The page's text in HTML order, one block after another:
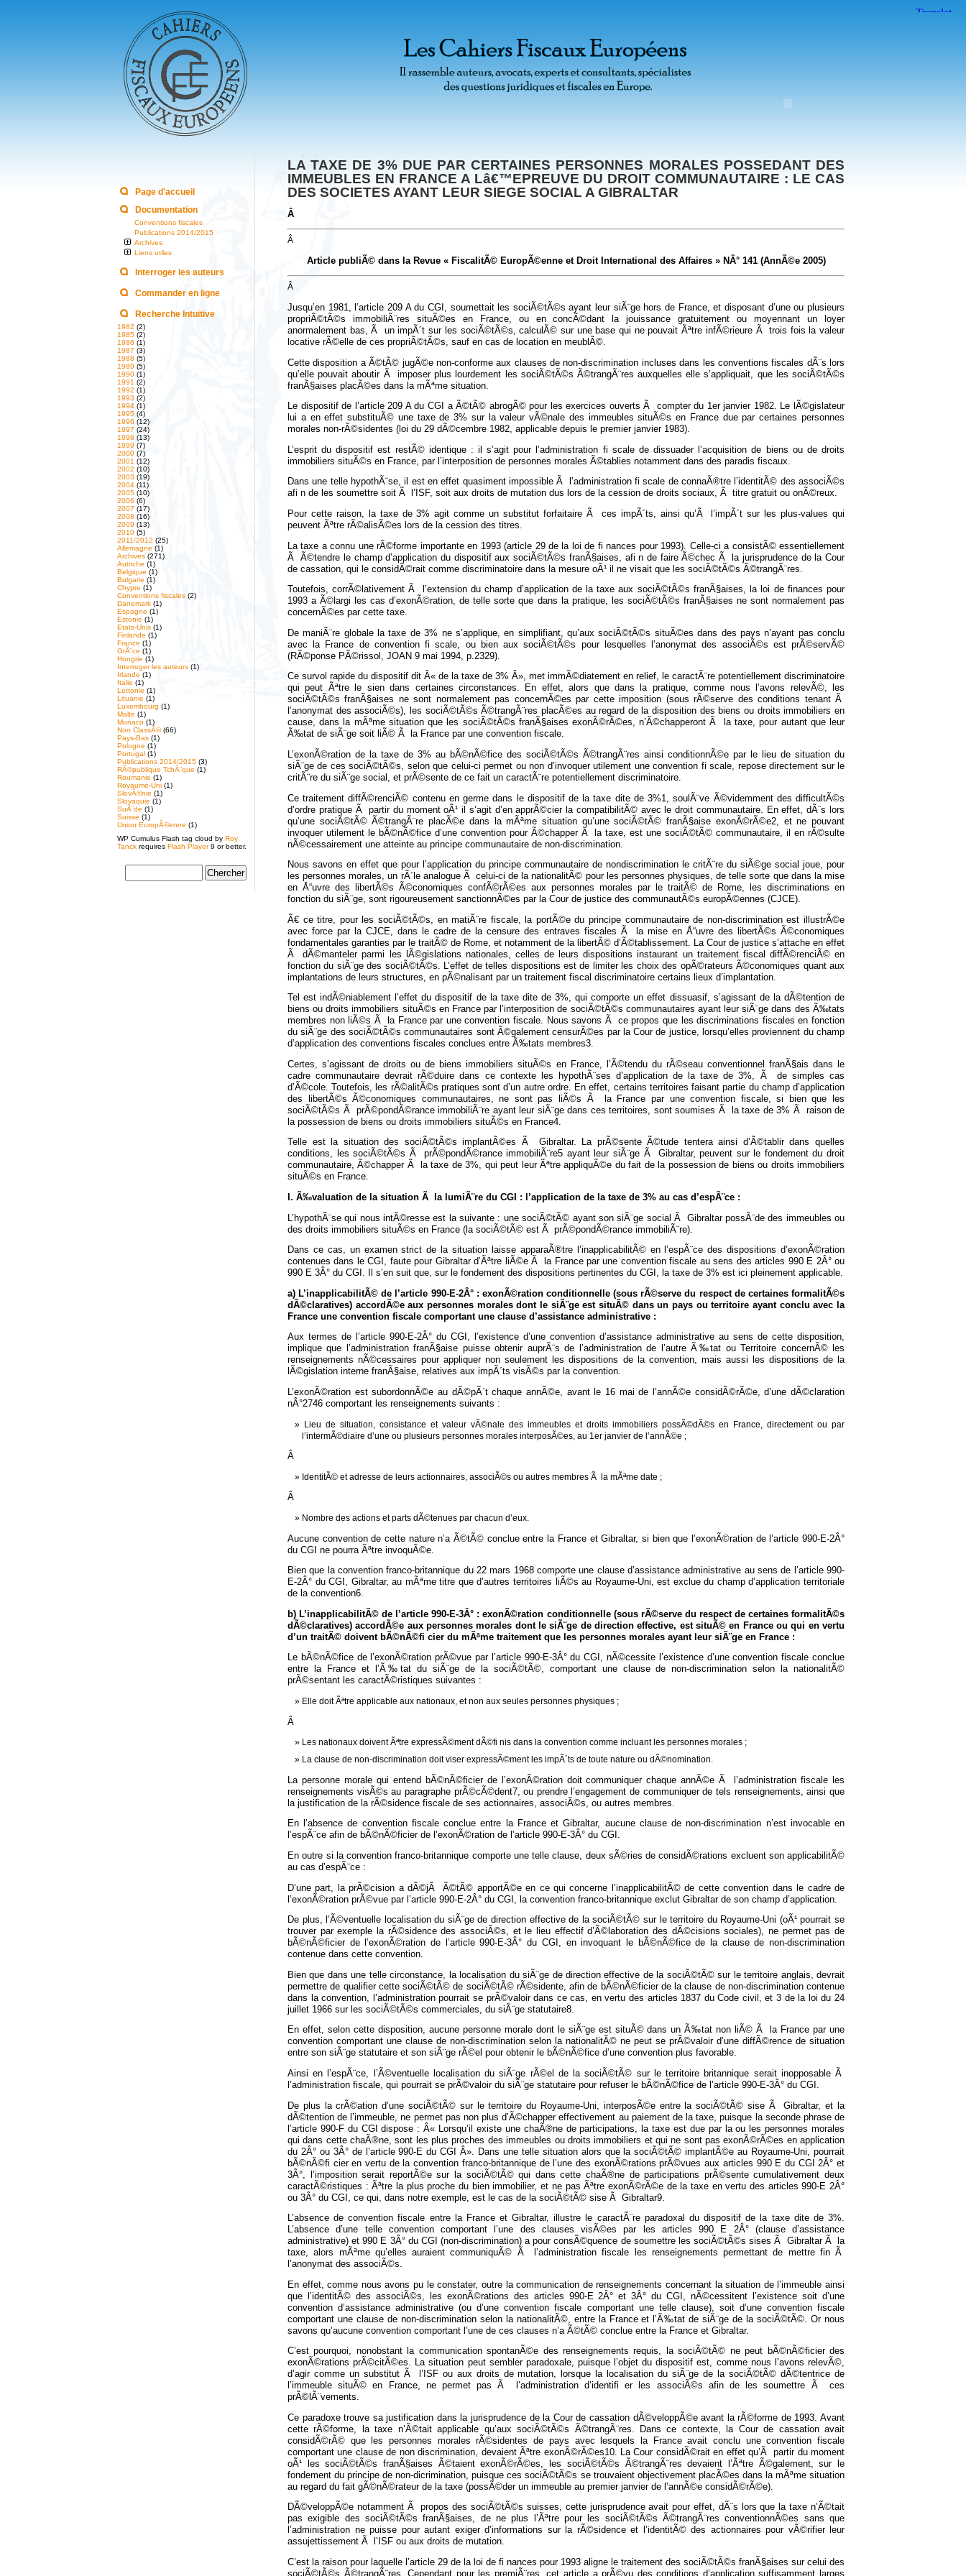
Page d'accueil
Documentation
Conventions fiscales
Publications 2014/2015
Archives
Liens utiles
Interroger les auteurs
Commander en ligne
Recherche Intuitive
1982 (2)
1985 (2)
1986 (1)
1987 (3)
1988 (5)
1989 (5)
1990 (1)
1991 (2)
1992 (1)
1993 (2)
1994 (1)
1995 (4)
1996 (12)
1997 (24)
1998 (13)
1999 (7)
2000 (7)
2001 (12)
2002 (10)
2003 (19)
2004 (11)
2005 (10)
2006 (6)
2007 (17)
2008 (16)
2009 (13)
2010 (5)
2011/2012 (25)
Allemagne (1)
Archives (271)
Autriche (1)
Belgique (1)
Bulgarie (1)
Chypre (1)
Conventions fiscales (2)
Danemark (1)
Espagne (1)
Estonie (1)
Etats-Unis (1)
Finlande (1)
France (1)
GrÃ¨ce (1)
Hongrie (1)
Interroger les auteurs (1)
Irlande (1)
Italie (1)
Lettonie (1)
Lituanie (1)
Luxembourg (1)
Malte (1)
Monaco (1)
Non ClassÃ©(66)
Pays-Bas (1)
Pologne (1)
Portugal (1)
Publications 2014/2015 (3)
RÃ©publique TchÃ¨que (1)
Roumanie (1)
Royaume-Uni (1)
SlovÃ©nie (1)
Slovaquie (1)
SuÃ¨de (1)
Suisse (1)
Union EuropÃ©enne (1)
WP Cumulus Flash tag cloud by Roy
Tanck requires Flash Player9 or better.
LA TAXE DE 3% DUE PAR CERTAINES PERSONNES MORALES POSSEDANT DES
IMMEUBLES EN FRANCE A Lâ€™EPREUVE DU DROIT COMMUNAUTAIRE : LE CAS
DES SOCIETES AYANT LEUR SIEGE SOCIAL A GIBRALTAR
Â
Â
Article publiÃ© dans la Revue « FiscalitÃ© EuropÃ©enne et Droit International des Affaires » NÂ° 141 (AnnÃ©e 2005)
Â
Jusqu’en 1981, l’article 209 A du CGI, soumettait les sociÃ©tÃ©s ayant leur siÃ¨ge hors de France, et disposant d’une ou plusieurs
propriÃ©tÃ©s immobiliÃ¨res situÃ©es en France, ou en concÃ©dant la jouissance gratuitement ou moyennant un loyer
anormalement bas, Ã un impÃ´t sur les sociÃ©tÃ©s, calculÃ© sur une base qui ne pouvait Ãªtre infÃ©rieure Ã trois fois la valeur
locative rÃ©elle de ces propriÃ©tÃ©s, sauf en cas de location en meublÃ©.
Cette disposition a Ã©tÃ© jugÃ©e non-conforme aux clauses de non-discrimination incluses dans les conventions fiscales dÃ¨s lors
qu’elle pouvait aboutir Ã imposer plus lourdement les sociÃ©tÃ©s Ã©trangÃ¨res auxquelles elle s’appliquait, que les sociÃ©tÃ©s
franÃ§aises placÃ©es dans la mÃªme situation.
Le dispositif de l’article 209 A du CGI a Ã©tÃ© abrogÃ© pour les exercices ouverts Ã compter du 1er janvier 1982. Le lÃ©gislateur
lui a en effet substituÃ© une taxe de 3% sur la valeur vÃ©nale des immeubles situÃ©s en France due par certaines personnes
morales non-rÃ©sidentes (loi du 29 dÃ©cembre 1982, applicable depuis le premier janvier 1983).
L’esprit du dispositif est restÃ© identique : il s’agit pour l’administration fi scale de dissuader l’acquisition de biens ou de droits
immobiliers situÃ©s en France, par l’interposition de personnes morales Ã©tablies notamment dans des paradis fiscaux.
Dans une telle hypothÃ¨se, il est en effet quasiment impossible Ã l’administration fi scale de connaÃ®tre l’identitÃ© des associÃ©s
afi n de les soumettre soit Ã l’ISF, soit aux droits de mutation dus lors de la cession de droits sociaux, Ã titre gratuit ou onÃ©reux.
Pour cette raison, la taxe de 3% agit comme un substitut forfaitaire Ã ces impÃ´ts, ainsi qu’Ã l’impÃ´t sur les plus-values qui
peuvent Ãªtre rÃ©alisÃ©es lors de la cession des titres.
La taxe a connu une rÃ©forme importante en 1993 (article 29 de la loi de fi nances pour 1993). Celle-ci a consistÃ© essentiellement
Ã Ã©tendre le champ d’application du dispositif aux sociÃ©tÃ©s franÃ§aises, afi n de faire Ã©chec Ã la jurisprudence de la Cour
de cassation, qui le considÃ©rait comme discriminatoire dans la mesure oÃ¹ il ne visait que les sociÃ©tÃ©s Ã©trangÃ¨res.
Toutefois, corrÃ©lativement Ã l’extension du champ d’application de la taxe aux sociÃ©tÃ©s franÃ§aises, la loi de finances pour
1993 a Ã©largi les cas d’exonÃ©ration, de telle sorte que dans la pratique, les sociÃ©tÃ©s franÃ§aises ne sont normalement pas
concernÃ©es par cette taxe.
De maniÃ¨re globale la taxe de 3% ne s’applique, en simplifiant, qu’aux sociÃ©tÃ©s situÃ©es dans des pays n’ayant pas conclu
avec la France de convention fi scale, ou bien aux sociÃ©tÃ©s pour lesquelles l’anonymat des associÃ©s est prÃ©servÃ©
(RÃ©ponse PÃ©rissol, JOAN 9 mai 1994, p.2329).
Ce survol rapide du dispositif dit Â« de la taxe de 3% Â», met immÃ©diatement en relief, le caractÃ¨re potentiellement discriminatoire
qui peut Ãªtre le sien dans certaines circonstances. En effet, alors que dans la pratique, comme nous l’avons relevÃ©, les
sociÃ©tÃ©s franÃ§aises ne sont normalement pas concernÃ©es par cette imposition (sous rÃ©serve des conditions tenant Ã
l’anonymat des associÃ©s), les sociÃ©tÃ©s Ã©trangÃ¨res placÃ©es au regard de la disposition des biens ou droits immobiliers en
cause, dans la mÃªme situation que les sociÃ©tÃ©s franÃ§aises exonÃ©rÃ©es, n’Ã©chapperont Ã la taxe, pour autant que leur
Ã‰tat de siÃ¨ge soit liÃ© Ã la France par une convention fiscale.
L’exonÃ©ration de la taxe de 3% au bÃ©nÃ©fice des sociÃ©tÃ©s Ã©trangÃ¨res ainsi conditionnÃ©e par le lieu de situation du
siÃ¨ge de ces sociÃ©tÃ©s, selon que celui-ci permet ou non d’invoquer utilement une convention fi scale, repose directement sur le
critÃ¨re du siÃ¨ge social, et prÃ©sente de ce fait un caractÃ¨re potentiellement discriminatoire.
Ce traitement diffÃ©renciÃ© contenu en germe dans le dispositif de la taxe dite de 3%1, soulÃ¨ve Ã©videmment des difficultÃ©s
d’ordre pratique Ã partir du moment oÃ¹ il s’agit d’en apprÃ©cier la compatibilitÃ© avec le droit communautaire. En effet, dÃ¨s lors
qu’une sociÃ©tÃ© Ã©trangÃ¨re placÃ©e dans la mÃªme situation qu’une sociÃ©tÃ© franÃ§aise exonÃ©rÃ©e2, et ne pouvant
invoquer utilement le bÃ©nÃ©fice d’une convention pour Ã©chapper Ã la taxe, est une sociÃ©tÃ© communautaire, il en rÃ©sulte
nÃ©cessairement une atteinte au principe communautaire de non-discrimination.
Nous savons en effet que pour l’application du principe communautaire de nondiscrimination le critÃ¨re du siÃ©ge social joue, pour
les personnes morales, un rÃ´le analogue Ã celui-ci de la nationalitÃ© pour les personnes physiques, de telle sorte que dans la mise
en Å“uvre des libertÃ©s Ã©conomiques confÃ©rÃ©es aux personnes morales par le traitÃ© de Rome, les discriminations en
fonction du siÃ¨ge, sont rigoureusement sanctionnÃ©es par la Cour de justice des communautÃ©s europÃ©ennes (CJCE).
Ã€ ce titre, pour les sociÃ©tÃ©s, en matiÃ¨re fiscale, la portÃ©e du principe communautaire de non-discrimination est illustrÃ©e
avec force par la CJCE, dans le cadre de la censure des entraves fiscales Ã la mise en Å“uvre des libertÃ©s Ã©conomiques
fondamentales garanties par le traitÃ© de Rome, et notamment de la libertÃ© d’Ã©tablissement. La Cour de justice s’attache en effet
Ã dÃ©manteler parmi les lÃ©gislations nationales, celles de leurs dispositions instaurant un traitement fiscal diffÃ©renciÃ© en
fonction du siÃ¨ge des sociÃ©tÃ©s. L’effet de telles dispositions est de limiter les choix des opÃ©rateurs Ã©conomiques quant aux
implantations de leurs structures, en pÃ©nalisant par un traitement fiscal discriminatoire certains lieux d’implantation.
Tel est indÃ©niablement l’effet du dispositif de la taxe dite de 3%, qui comporte un effet dissuasif, s’agissant de la dÃ©tention de
biens ou droits immobiliers situÃ©s en France par l’interposition de sociÃ©tÃ©s communautaires ayant leur siÃ¨ge dans des Ã‰tats
membres non liÃ©s Ã la France par une convention fiscale. Nous savons Ã ce propos que les discriminations fiscales en fonction
du siÃ¨ge des sociÃ©tÃ©s communautaires sont Ã©galement censurÃ©es par la Cour de justice, lorsqu’elles proviennent du champ
d’application des conventions fiscales conclues entre Ã‰tats membres3.
Certes, s’agissant de droits ou de biens immobiliers situÃ©s en France, l’Ã©tendu du rÃ©seau conventionnel franÃ§ais dans le
cadre communautaire devrait rÃ©duire dans ce contexte les hypothÃ¨ses d’application de la taxe de 3%, Ã de simples cas
d’Ã©cole. Toutefois, les rÃ©alitÃ©s pratiques sont d’un autre ordre. En effet, certains territoires faisant partie du champ d’application
des libertÃ©s Ã©conomiques communautaires, ne sont pas liÃ©s Ã la France par une convention fiscale, si bien que les
sociÃ©tÃ©s Ã prÃ©pondÃ©rance immobiliÃ¨re ayant leur siÃ¨ge dans ces territoires, sont soumises Ã la taxe de 3% Ã raison de
la possession de biens ou droits immobiliers situÃ©s en France4.
Telle est la situation des sociÃ©tÃ©s implantÃ©es Ã Gibraltar. La prÃ©sente Ã©tude tentera ainsi d’Ã©tablir dans quelles
conditions, les sociÃ©tÃ©s Ã prÃ©pondÃ©rance immobiliÃ¨re5 ayant leur siÃ¨ge Ã Gibraltar, peuvent sur le fondement du droit
communautaire, Ã©chapper Ã la taxe de 3%, qui peut leur Ãªtre appliquÃ©e du fait de la possession de biens ou droits immobiliers
situÃ©s en France.
I. Ã‰valuation de la situation Ã la lumiÃ¨re du CGI : l’application de la taxe de 3% au cas d’espÃ¨ce :
L’hypothÃ¨se qui nous intÃ©resse est la suivante : une sociÃ©tÃ© ayant son siÃ¨ge social Ã Gibraltar possÃ¨de des immeubles ou
des droits immobiliers situÃ©s en France (la sociÃ©tÃ© est Ã prÃ©pondÃ©rance immobiliÃ¨re).
Dans ce cas, un examen strict de la situation laisse apparaÃ®tre l’inapplicabilitÃ© en l’espÃ¨ce des dispositions d’exonÃ©ration
contenues dans le CGI, faute pour Gibraltar d’Ãªtre liÃ©e Ã la France par une convention fiscale au sens des articles 990 E 2Â° ou
990 E 3Â° du CGI. Il s’en suit que, sur le fondement des dispositions pertinentes du CGI, la taxe de 3% est ici pleinement applicable.
a) L’inapplicabilitÃ© de l’article 990-E-2Â° : exonÃ©ration conditionnelle (sous rÃ©serve du respect de certaines formalitÃ©s
dÃ©claratives) accordÃ©e aux personnes morales dont le siÃ¨ge est situÃ© dans un pays ou territoire ayant conclu avec la
France une convention fiscale comportant une clause d’assistance administrative :
Aux termes de l’article 990-E-2Â° du CGI, l’existence d’une convention d’assistance administrative au sens de cette disposition,
implique que l’administration franÃ§aise puisse obtenir auprÃ¨s de l’administration de l’autre Ã‰tat ou Territoire concernÃ© les
renseignements nÃ©cessaires pour appliquer non seulement les dispositions de la convention, mais aussi les dispositions de la
lÃ©gislation interne franÃ§aise, relatives aux impÃ´ts visÃ©s par la convention.
L’exonÃ©ration est subordonnÃ©e au dÃ©pÃ´t chaque annÃ©e, avant le 16 mai de l’annÃ©e considÃ©rÃ©e, d’une dÃ©claration
nÂ°2746 comportant les renseignements suivants :
Lieu de situation, consistance et valeur vÃ©nale des immeubles et droits immobiliers possÃ©dÃ©s en France, directement ou par
l’intermÃ©diaire d’une ou plusieurs personnes morales interposÃ©es, au 1er janvier de l’annÃ©e ;
Â
IdentitÃ© et adresse de leurs actionnaires, associÃ©s ou autres membres Ã la mÃªme date ;
Â
Nombre des actions et parts dÃ©tenues par chacun d’eux.
Aucune convention de cette nature n’a Ã©tÃ© conclue entre la France et Gibraltar, si bien que l’exonÃ©ration de l’article 990-E-2Â°
du CGI ne pourra Ãªtre invoquÃ©e.
Bien que la convention franco-britannique du 22 mars 1968 comporte une clause d’assistance administrative au sens de l’article 990-
E-2Â° du CGI, Gibraltar, au mÃªme titre que d’autres territoires liÃ©s au Royaume-Uni, est exclue du champ d’application territoriale
de la convention6.
b) L’inapplicabilitÃ© de l’article 990-E-3Â° : exonÃ©ration conditionnelle (sous rÃ©serve du respect de certaines formalitÃ©s
dÃ©claratives) accordÃ©e aux personnes morales dont le siÃ¨ge de direction effective, est situÃ© en France ou qui en vertu
d’un traitÃ© doivent bÃ©nÃ©fi cier du mÃªme traitement que les personnes morales ayant leur siÃ¨ge en France :
Le bÃ©nÃ©fice de l’exonÃ©ration prÃ©vue par l’article 990-E-3Â° du CGI, nÃ©cessite l’existence d’une convention fiscale conclue
entre la France et l’Ã‰tat du siÃ¨ge de la sociÃ©tÃ©, comportant une clause de non-discrimination selon la nationalitÃ©
prÃ©sentant les caractÃ©ristiques suivantes :
Elle doit Ãªtre applicable aux nationaux, et non aux seules personnes physiques ;
Â
Les nationaux doivent Ãªtre expressÃ©ment dÃ©fi nis dans la convention comme incluant les personnes morales ;
La clause de non-discrimination doit viser expressÃ©ment les impÃ´ts de toute nature ou dÃ©nomination.
La personne morale qui entend bÃ©nÃ©ficier de l’exonÃ©ration doit communiquer chaque annÃ©e Ã l’administration fiscale les
renseignements visÃ©s au paragraphe prÃ©cÃ©dent7, ou prendre l’engagement de communiquer de tels renseignements, ainsi que
la justification de la rÃ©sidence fiscale de ses actionnaires, associÃ©s, ou autres membres.
En l’absence de convention fiscale conclue entre la France et Gibraltar, aucune clause de non-discrimination n’est invocable en
l’espÃ¨ce afin de bÃ©nÃ©ficier de l’exonÃ©ration de l’article 990-E-3Â° du CGI.
En outre si la convention franco-britannique comporte une telle clause, deux sÃ©ries de considÃ©rations excluent son applicabilitÃ©
au cas d’espÃ¨ce :
D’une part, la prÃ©cision a dÃ©jÃ Ã©tÃ© apportÃ©e en ce qui concerne l’inapplicabilitÃ© de cette convention dans le cadre de
l’exonÃ©ration prÃ©vue par l’article 990-E-2Â° du CGI, la convention franco-britannique exclut Gibraltar de son champ d’application.
De plus, l’Ã©ventuelle localisation du siÃ¨ge de direction effective de la sociÃ©tÃ© sur le territoire du Royaume-Uni (oÃ¹ pourrait se
trouver par exemple la rÃ©sidence des associÃ©s, et le lieu effectif d’Ã©laboration des dÃ©cisions sociales), ne permet pas de
bÃ©nÃ©ficier de l’exonÃ©ration de l’article 990-E-3Â° du CGI, en invoquant le bÃ©nÃ©fice de la clause de non-discrimination
contenue dans cette convention.
Bien que dans une telle circonstance, la localisation du siÃ¨ge de direction effective de la sociÃ©tÃ© sur le territoire anglais, devrait
permettre de qualifier cette sociÃ©tÃ© de sociÃ©tÃ© rÃ©sidente, afin de bÃ©nÃ©ficier de la clause de non-discrimination contenue
dans la convention, l’administration pourrait se prÃ©valoir dans ce cas, en vertu des articles 1837 du Code civil, et 3 de la loi du 24
juillet 1966 sur les sociÃ©tÃ©s commerciales, du siÃ¨ge statutaire8.
En effet, selon cette disposition, aucune personne morale dont le siÃ¨ge est situÃ© dans un Ã‰tat non liÃ© Ã la France par une
convention comportant une clause de non-discrimination selon la nationalitÃ© ne peut se prÃ©valoir d’une diffÃ©rence de situation
entre son siÃ¨ge statutaire et son siÃ¨ge rÃ©el pour obtenir le bÃ©nÃ©fice d’une convention plus favorable.
Ainsi en l’espÃ¨ce, l’Ã©ventuelle localisation du siÃ¨ge rÃ©el de la sociÃ©tÃ© sur le territoire britannique serait inopposable Ã
l’administration fiscale, qui pourrait se prÃ©valoir du siÃ¨ge statutaire pour refuser le bÃ©nÃ©fice de l’article 990-E-3Â° du CGI.
De plus la crÃ©ation d’une sociÃ©tÃ© sur le territoire du Royaume-Uni, interposÃ©e entre la sociÃ©tÃ© sise Ã Gibraltar, et la
dÃ©tention de l’immeuble, ne permet pas non plus d’Ã©chapper effectivement au paiement de la taxe, puisque la seconde phrase de
l’article 990-F du CGI dispose : Â« Lorsqu’il existe une chaÃ®ne de participations, la taxe est due par la ou les personnes morales
qui dans cette chaÃ®ne, sont les plus proches des immeubles ou droits immobiliers et qui ne sont pas exonÃ©rÃ©es en application
du 2Â° ou 3Â° de l’article 990-E du CGI Â». Dans une telle situation alors que la sociÃ©tÃ© implantÃ©e au Royaume-Uni, pourrait
bÃ©nÃ©fi cier en vertu de la convention franco-britannique de l’une des exonÃ©rations prÃ©vues aux articles 990 E du CGI 2Â° et
3Â°, l’imposition serait reportÃ©e sur la sociÃ©tÃ© qui dans cette chaÃ®ne de participations prÃ©sente cumulativement deux
caractÃ©ristiques : Ãªtre la plus proche du bien immobilier, et ne pas Ãªtre exonÃ©rÃ©e de la taxe en vertu des articles 990-E 2Â°
ou 3Â° du CGI, ce qui, dans notre exemple, est le cas de la sociÃ©tÃ© sise Ã Gibraltar9.
L’absence de convention fiscale entre la France et Gibraltar, illustre le caractÃ¨re paradoxal du dispositif de la taxe dite de 3%.
L’absence d’une telle convention comportant l’une des clauses visÃ©es par les articles 990 E 2Â° (clause d’assistance
administrative) et 990 E 3Â° du CGI (non-discrimination) a pour consÃ©quence de soumettre les sociÃ©tÃ©s sises Ã Gibraltar Ã la
taxe, alors mÃªme qu’elles auraient communiquÃ© Ã l’administration fiscale les renseignements permettant de mettre fin Ã
l’anonymat des associÃ©s.
En effet, comme nous avons pu le constater, outre la communication de renseignements concernant la situation de l’immeuble ainsi
que l’identitÃ© des associÃ©s, les exonÃ©rations des articles 990-E 2Â° et 3Â° du CGI, nÃ©cessitent l’existence soit d’une
convention d’assistance administrative (ou d’une convention fiscale comportant une telle clause), soit d’une convention fiscale
comportant une clause de non-discrimination selon la nationalitÃ©, entre la France et l’Ã‰tat de siÃ¨ge de la sociÃ©tÃ©. Or nous
savons qu’aucune convention comportant l’une de ces clauses n’a Ã©tÃ© conclue entre la France et Gibraltar.
C’est pourquoi, nonobstant la communication spontanÃ©e des renseignements requis, la sociÃ©tÃ© ne peut bÃ©nÃ©ficier des
exonÃ©rations prÃ©citÃ©es. La situation peut sembler paradoxale, puisque l’objet du dispositif est, comme nous l’avons relevÃ©,
d’agir comme un substitut Ã l’ISF ou aux droits de mutation, lorsque la localisation du siÃ¨ge de la sociÃ©tÃ© dÃ©tentrice de
l’immeuble situÃ© en France, ne permet pas Ã l’administration d’identifi er les associÃ©s afin de les soumettre Ã ces
prÃ©lÃ¨vements.
Ce paradoxe trouve sa justification dans la jurisprudence de la Cour de cassation dÃ©veloppÃ©e avant la rÃ©forme de 1993. Avant
cette rÃ©forme, la taxe n’Ã©tait applicable qu’aux sociÃ©tÃ©s Ã©trangÃ¨res. Dans ce contexte, la Cour de cassation avait
considÃ©rÃ© que les personnes morales rÃ©sidentes de pays avec lesquels la France avait conclu une convention fiscale
comportant une clause de non discrimination, devaient Ãªtre exonÃ©rÃ©es10. La Cour considÃ©rait en effet qu’Ã partir du moment
oÃ¹ les sociÃ©tÃ©s franÃ§aises Ã©taient exonÃ©rÃ©es, les sociÃ©tÃ©s Ã©trangÃ¨res devaient l’Ãªtre Ã©galement, sur le
fondement du principe de non-dicrimination, puisque ces sociÃ©tÃ©s se trouvaient objectivement placÃ©es dans la mÃªme situation
au regard du fait gÃ©nÃ©rateur de la taxe (possÃ©der un immeuble au premier janvier de l’annÃ©e considÃ©rÃ©e).
DÃ©veloppÃ©e notamment Ã propos des sociÃ©tÃ©s suisses, cette jurisprudence avait pour effet, dÃ¨s lors que la taxe n’Ã©tait
pas exigible des sociÃ©tÃ©s franÃ§aises, de ne plus l’Ãªtre pour les sociÃ©tÃ©s Ã©trangÃ¨res conventionnÃ©es sans que
l’administration ne puisse pour autant exiger d’informations sur la rÃ©sidence et l’identitÃ© des actionnaires pour vÃ©rifier leur
assujettissement Ã l’ISF ou aux droits de mutation.
C’est la raison pour laquelle l’article 29 de la loi de fi nances pour 1993 aligne le traitement des sociÃ©tÃ©s franÃ§aises sur celui des
sociÃ©tÃ©s Ã©trangÃ¨res. Cependant pour les premiÃ¨res, cet article a prÃ©vu des conditions d’application suffisamment larges